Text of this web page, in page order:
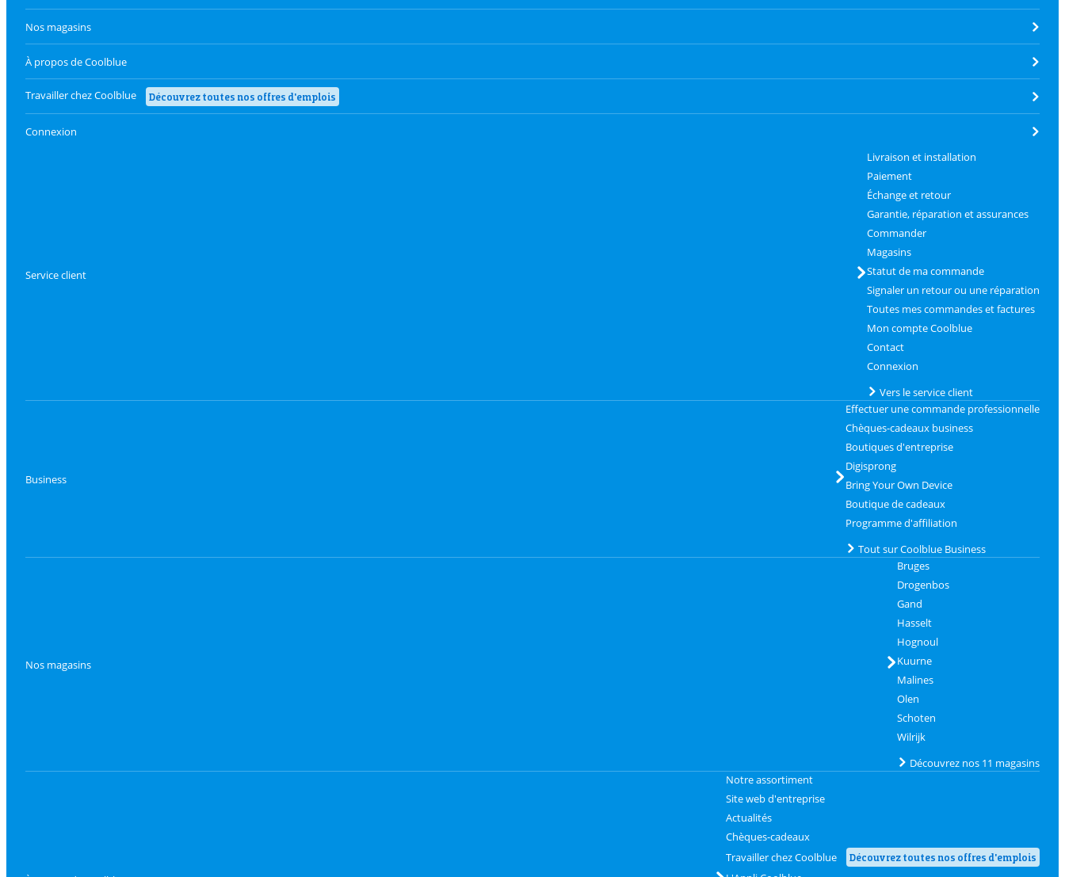
Nos magasins
À propos de Coolblue
Travailler chez Coolblue Découvrez toutes nos offres d'emplois
Connexion
Service client
Livraison et installation
Paiement
Échange et retour
Garantie, réparation et assurances
Commander
Magasins
Statut de ma commande
Signaler un retour ou une réparation
Toutes mes commandes et factures
Mon compte Coolblue
Contact
Connexion
Vers le service client
Business
Effectuer une commande professionnelle
Chèques-cadeaux business
Boutiques d'entreprise
Digisprong
Bring Your Own Device
Boutique de cadeaux
Programme d'affiliation
Tout sur Coolblue Business
Nos magasins
Bruges
Drogenbos
Gand
Hasselt
Hognoul
Kuurne
Malines
Olen
Schoten
Wilrijk
Découvrez nos 11 magasins
Notre assortiment
Site web d'entreprise
Actualités
Chèques-cadeaux
Travailler chez Coolblue
Découvrez toutes nos offres d'emplois